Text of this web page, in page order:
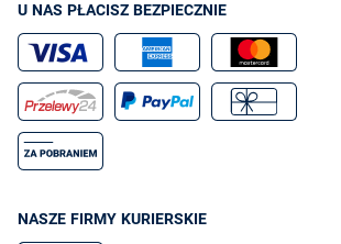
U NAS PŁACISZ BEZPIECZNIE
NASZE FIRMY KURIERSKIE